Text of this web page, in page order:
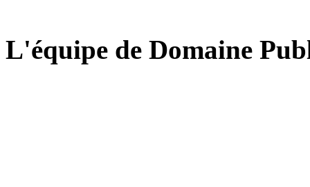
L'équipe de Domaine